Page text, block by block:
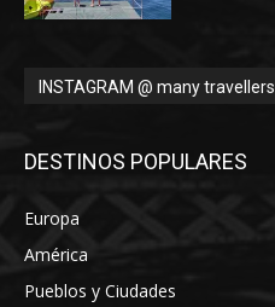
INSTAGRAM @ many travellers
DESTINOS POPULARES
Europa
América
Pueblos y Ciudades